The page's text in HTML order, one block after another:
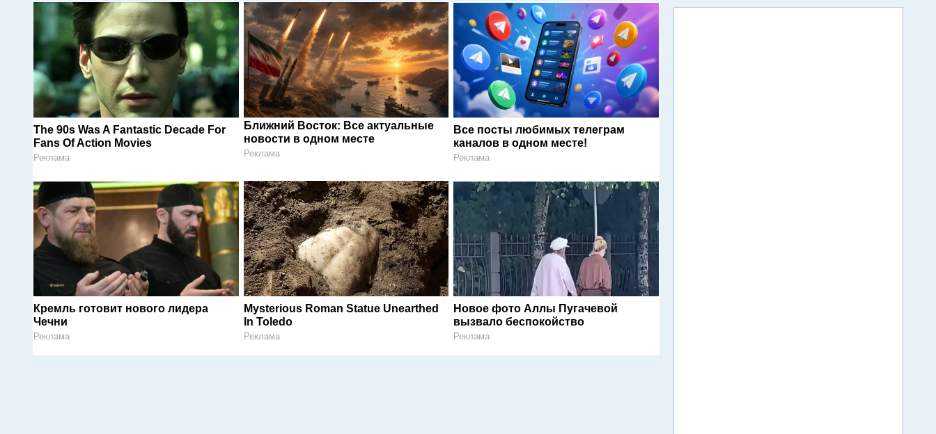
The 90s Was A Fantastic Decade For
Fans Of Action Movies
Реклама
Ближний Восток: Все актуальные
новости в одном месте
Реклама
Все посты любимых телеграм
каналов в одном месте!
Реклама
Кремль готовит нового лидера
Чечни
Реклама
Mysterious Roman Statue Unearthed
In Toledo
Реклама
Новое фото Аллы Пугачевой
вызвало беспокойство
Реклама